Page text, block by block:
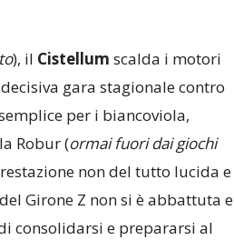
), il Cistellum scalda i motori
gara stagionale contro
per i biancoviola,
Robur (ormai fuori dai giochi
non del tutto lucida e
Girone Z non si è abbattuta e
consolidarsi e prepararsi al